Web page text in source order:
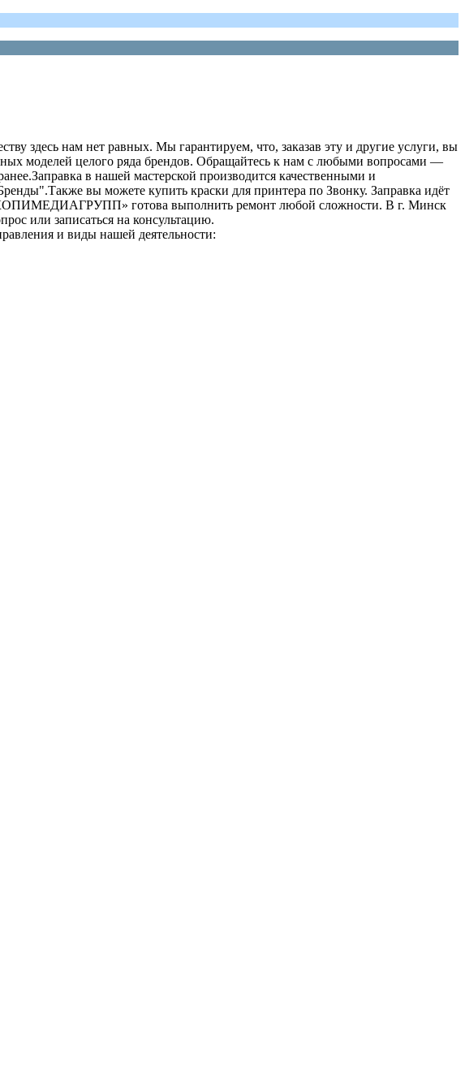
здесь нам нет равных. Мы гарантируем, что, заказав эту и другие услуги, вы
моделей целого ряда брендов. Обращайтесь к нам с любыми вопросами —
в нашей мастерской производится качественными и
вы можете купить краски для принтера по Звонку. Заправка идёт
готова выполнить ремонт любой сложности. В г. Минск
или записаться на консультацию.
и виды нашей деятельности: